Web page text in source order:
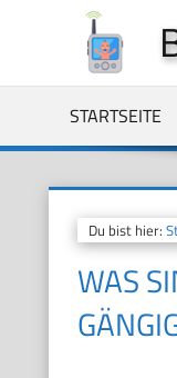
springen
STARTSEITE
Du bist hier:
WAS